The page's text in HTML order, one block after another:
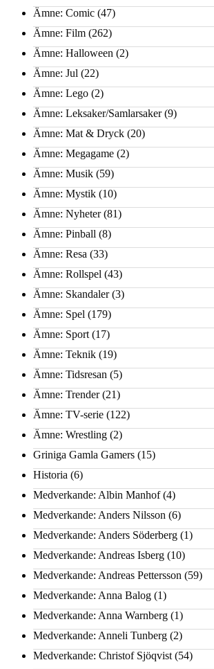
Ämne: Comic (47)
Ämne: Film (262)
Ämne: Halloween (2)
Ämne: Jul (22)
Ämne: Lego (2)
Ämne: Leksaker/Samlarsaker(9)
Ämne: Mat & Dryck (20)
Ämne: Megagame (2)
Ämne: Musik (59)
Ämne: Mystik (10)
Ämne: Nyheter(81)
Ämne: Pinball (8)
Ämne: Resa (33)
Ämne: Rollspel (43)
Ämne: Skandaler(3)
Ämne: Spel (179)
Ämne: Sport (17)
Ämne: Teknik (19)
Ämne: Tidsresan (5)
Ämne: Trender(21)
Ämne: TV-serie (122)
Ämne: Wrestling (2)
Griniga Gamla Gamers (15)
Historia (6)
Medverkande: Albin Manhof(4)
Medverkande: Anders Nilsson (6)
Medverkande: Anders Söderberg (1)
Medverkande: Andreas Isberg (10)
Medverkande: Andreas Pettersson (59)
Medverkande: Anna Balog (1)
Medverkande: Anna Warnberg (1)
Medverkande: Anneli Tunberg (2)
Medverkande: Christof Sjöqvist (54)